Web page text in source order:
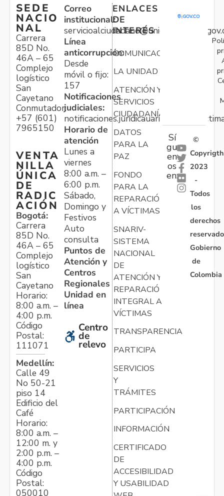
SEDE
NACIO
NAL
Carrera
85D No.
46A – 65
Complejo
logístico
San
Cayetano
Conmutador:
+57 (601)
7965150
VENTA
NILLA
ÚNICA
DE
RADIC
ACIÓN
Bogotá:
Carrera
85D No.
46A – 65
Complejo
logístico
San
Cayetano
Horario:
8:00 a.m. –
4:00 p.m.
Código
Postal:
111071
Medellín:
Calle 49
No 50-21
piso 14
Edificio del
Café
Horario:
8:00 a.m. –
12:00 m. y
2:00 p.m. –
4:00 p.m.
Código
Postal:
050010
Correo
institucional:
Línea
anticorrupción:
Desde
móvil o fijo:
157
Notificaciones
judiciales:
Horario de
atención
Lunes a
viernes
8:00 a.m. –
6:00 p.m.
Sábado,
Domingo y
Festivos
Auto
consulta
Puntos de
Atención y
Centros
Regionales
Unidad en
línea
Centro
de
relevo
ENLACES
DE
INTERÉS
COMUNICACIONES
LA UNIDAD
ATENCIÓN Y
SERVICIOS
CIUDADANÍA
DATOS
PARA LA
PAZ
FONDO
PARA LA
REPARACIÓN
A VÍCTIMAS
SNARIV-
SISTEMA
NACIONAL
DE
ATENCIÓN Y
REPARACIÓN
INTEGRAL A
VÍCTIMAS
TRANSPARENCIA
PARTICIPA
SERVICIOS
Y
TRÁMITES
PARTICIPACIÓN
INFORMACIÓN
CERTIFICADO
DE
ACCESIBILIDAD
Y USABILIDAD
Sí
gu
en
os
en:
©
Copyrigth
2023
-
Todos
los
derechos
Gobierno
de
Colombia